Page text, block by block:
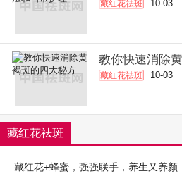
藏红花祛斑 10-03
教你快速消除
藏红花祛斑 10-03
藏红花祛斑
藏红花+蜂蜜，强强联手，养生又养颜